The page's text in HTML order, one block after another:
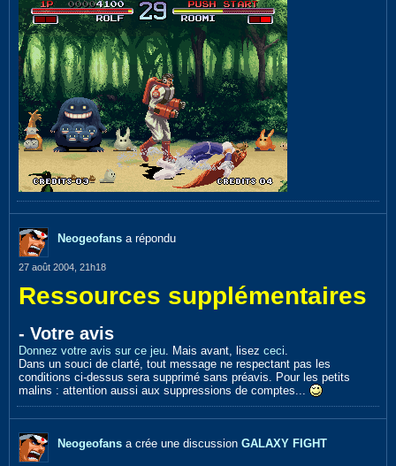
Neogeofans a répondu
27 août 2004, 21h18
Ressources supplémentaires
- Votre avis
Donnez votre avis sur ce jeu. Mais avant, lisez ceci.
Dans un souci de clarté, tout message ne respectant pas les
conditions ci-dessus sera supprimé sans préavis. Pour les petits
malins : attention aussi aux suppressions de comptes...
Neogeofans a crée une discussion GALAXY FIGHT